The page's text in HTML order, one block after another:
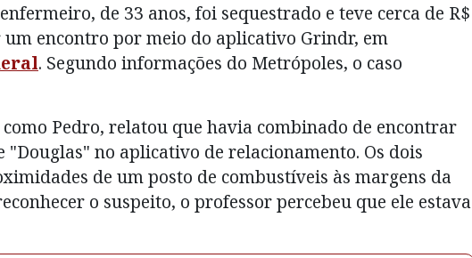
de 33 anos, foi sequestrado e teve cerca de R$
encontro por meio do aplicativo Grindr, em
. Segundo informações do Metrópoles, o caso
Pedro, relatou que havia combinado de encontrar
"Douglas" no aplicativo de relacionamento. Os dois
de um posto de combustíveis às margens da
o suspeito, o professor percebeu que ele estava